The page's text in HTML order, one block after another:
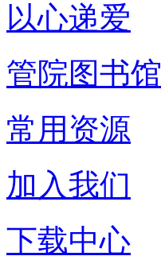
以心递爱
管院图书馆
常用资源
加入我们
下载中心